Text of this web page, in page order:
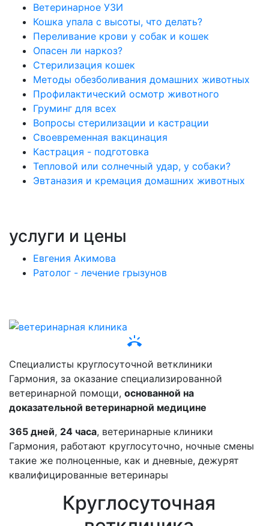
Ветеринарное УЗИ
Кошка упала с высоты, что делать?
Переливание крови у собак и кошек
Опасен ли наркоз?
Стерилизация кошек
Методы обезболивания домашних животных
Профилактический осмотр животного
Груминг для всех
Вопросы стерилизации и кастрации
Cвоевременная вакцинация
Кастрация - подготовка
Тепловой или солнечный удар, у собаки?
Эвтаназия и кремация домашних животных
услуги и цены
Евгения Акимова
Ратолог - лечение грызунов
ring_volume
Специалисты круглосуточной ветклиники
Гармония, за оказание специализированной
ветеринарной помощи, основанной на
доказательной ветеринарной медицине
365 дней, 24 часа, ветеринарные клиники
Гармония, работают круглосуточно, ночные смены
такие же полноценные, как и дневные, дежурят
квалифицированные ветеринары
Круглосуточная